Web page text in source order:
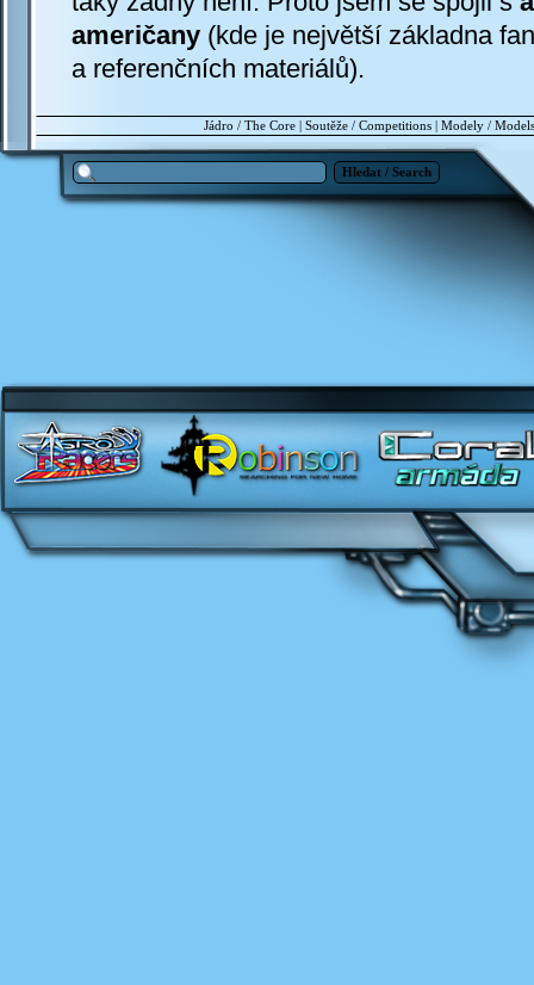
američany (kde je největší základna
a referenčních materiálů).
Jádro / The Core Soutěže / Competitions Modely / Models
Hledat / Search